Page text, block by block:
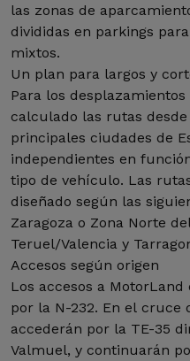
las zonas de
divididas en parkings
mixtos.
Un plan para largos y
Para los
calculado las rutas
principales ciudades de
independientes en
tipo de vehículo. Las
diseñado según las
Zaragoza o Zona Norte
Teruel/Valencia y
Accesos según origen
Los accesos a MotorLand
por la N-232. En el cruce
accederán por la TE-35
Valmuel, y continuarán